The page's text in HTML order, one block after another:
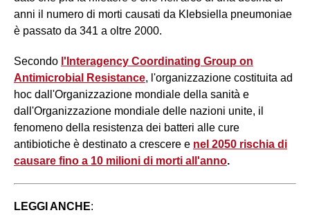
anni il numero di morti causati da Klebsiella pneumoniae
è passato da 341 a oltre 2000.
Secondo l'Interagency Coordinating Group on
Antimicrobial Resistance, l'organizzazione costituita ad
hoc dall'Organizzazione mondiale della sanità e
dall'Organizzazione mondiale delle nazioni unite, il
fenomeno della resistenza dei batteri alle cure
antibiotiche è destinato a crescere e nel 2050 rischia di
causare fino a 10 milioni di morti all'anno.
LEGGI ANCHE: